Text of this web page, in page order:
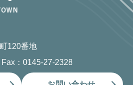
120番地
：0145-27-2328